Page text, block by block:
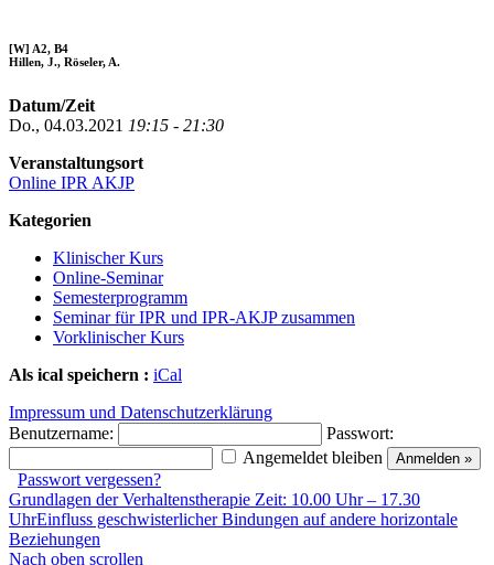
[W] A2, B4
Hillen, J., Röseler, A.
Datum/Zeit
Do., 04.03.2021 19:15 - 21:30
Veranstaltungsort
Online IPR AKJP
Kategorien
Klinischer Kurs
Online-Seminar
Semesterprogramm
Seminar für IPR und IPR-AKJP zusammen
Vorklinischer Kurs
Als ical speichern : iCal
Impressum und Datenschutzerklärung
Benutzername:
Passwort:
Angemeldet bleiben
Passwort vergessen?
Grundlagen der Verhaltenstherapie Zeit: 10.00 Uhr – 17.30
UhrEinfluss geschwisterlicher Bindungen auf andere horizontale
Beziehungen
Nach oben scrollen